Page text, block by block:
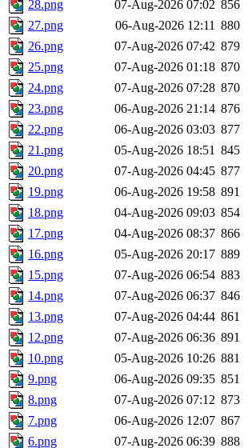
28.png 07-Aug-2026 07:02 856
27.png
06-Aug-2026 12:11 880
26.png
07-Aug-2026 07:42 879
25.png
07-Aug-2026 01:18 870
24.png
07-Aug-2026 07:28 870
23.png
06-Aug-2026 21:14 876
22.png
06-Aug-2026 03:03 877
21.png
05-Aug-2026 18:51 845
20.png
07-Aug-2026 04:45 877
19.png
06-Aug-2026 19:58 891
18.png
04-Aug-2026 09:03 854
17.png
04-Aug-2026 08:37 866
16.png
05-Aug-2026 20:17 889
15.png
07-Aug-2026 06:54 883
14.png
07-Aug-2026 06:37 846
13.png
07-Aug-2026 04:44 861
12.png
07-Aug-2026 06:36 891
10.png
05-Aug-2026 10:26 881
9.png
06-Aug-2026 09:35 851
8.png
07-Aug-2026 07:12 873
7.png
06-Aug-2026 12:07 867
6.png
07-Aug-2026 06:39 888